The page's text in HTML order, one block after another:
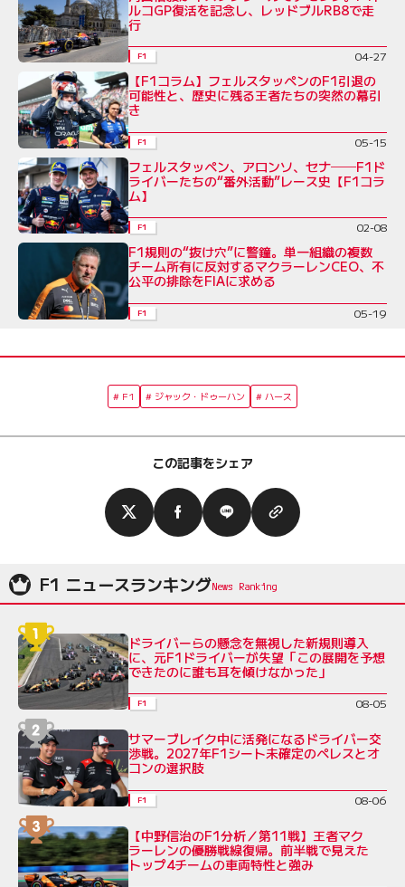
ルコGP復活を記念し、レッドブルRB8で走
行
F1 04-27
【F1コラム】フェルスタッペンのF1引退の
可能性と、歴史に残る王者たちの突然の幕引
き
F1 05-15
フェルスタッペン、アロンソ、セナ──F1ド
ライバーたちの“番外活動”レース史【F1コラ
ム】
F1 02-08
F1規則の“抜け穴”に警鐘。単一組織の複数
チーム所有に反対するマクラーレンCEO、不
公平の排除をFIAに求める
F1 05-19
F1 ジャック・ドゥーハン ハース
この記事をシェア
F1 ニュースランキング
ドライバーらの懸念を無視した新規則導入
に、元F1ドライバーが失望「この展開を予想
できたのに誰も耳を傾けなかった」
F1 08-05
サマーブレイク中に活発になるドライバー交
渉戦。2027年F1シート未確定のペレスとオ
コンの選択肢
F1 08-06
【中野信治のF1分析／第11戦】王者マク
ラーレンの優勝戦線復帰。前半戦で見えた
トップ4チームの車両特性と強み